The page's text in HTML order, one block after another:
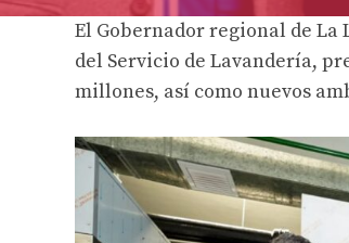
El Gobernador regional de
del Servicio de Lavandería,
millones, así como nuevos